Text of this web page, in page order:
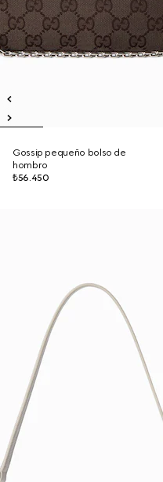
Gossip pequeño bolso de
hombro
₺56.450